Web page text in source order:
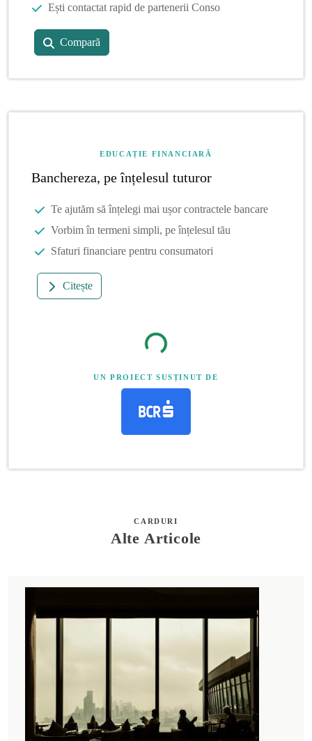
Ești contactat rapid de partenerii Conso
Compară
EDUCAȚIE FINANCIARĂ
Banchereza, pe înțelesul tuturor
Te ajutăm să înțelegi mai ușor contractele bancare
Vorbim în termeni simpli, pe înțelesul tău
Sfaturi financiare pentru consumatori
Citește
UN PROIECT SUSȚINUT DE
CARDURI
Alte Articole